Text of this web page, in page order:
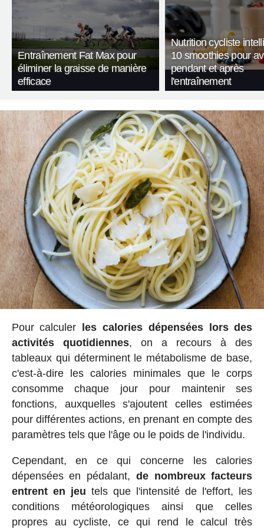
Entraînement Fat Max pour
éliminer la graisse de manière
efficace
Nutrition cycliste
10 smoothies pour
pendant et après
l'entraînement
Pour calculer
les calories dépensées lors des
activités quotidiennes, on a recours à des
tableaux qui déterminent le métabolisme de base,
c'est-à-dire les calories minimales que le corps
consomme chaque jour pour maintenir ses
fonctions, auxquelles s'ajoutent celles estimées
pour différentes actions, en prenant en compte des
paramètres tels que l'âge ou le poids de l'individu.
Cependant, en ce qui concerne les calories
dépensées en pédalant, de nombreux facteurs
entrent en jeu tels que l'intensité de l'effort, les
conditions météorologiques ainsi que celles
propres au cycliste, ce qui rend le calcul très